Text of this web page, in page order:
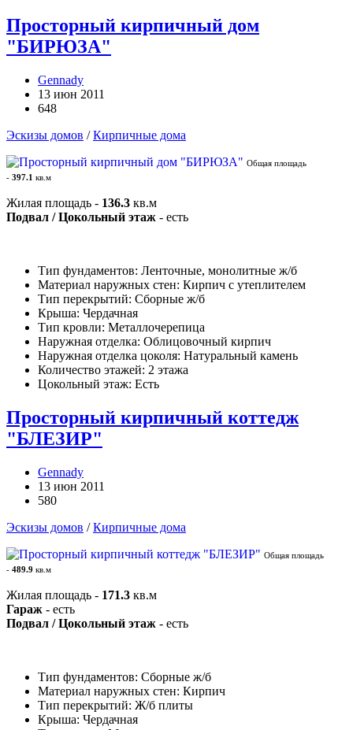
Просторный кирпичный дом
"БИРЮЗА"
Gennady
13 июн 2011
648
Эскизы домов /Кирпичные дома
Общая площадь
- 397.1 кв.м
Жилая площадь - 136.3 кв.м
Подвал / Цокольный этаж - есть
Тип фундаментов: Ленточные, монолитные ж/б
Материал наружных стен: Кирпич с утеплителем
Тип перекрытий: Сборные ж/б
Крыша: Чердачная
Тип кровли: Металлочерепица
Наружная отделка: Облицовочный кирпич
Наружная отделка цоколя: Натуральный камень
Количество этажей: 2 этажа
Цокольный этаж: Есть
Просторный кирпичный коттедж
"БЛЕЗИР"
Gennady
13 июн 2011
580
Эскизы домов /Кирпичные дома
Общая площадь
- 489.9 кв.м
Жилая площадь - 171.3 кв.м
Гараж - есть
Подвал / Цокольный этаж - есть
Тип фундаментов: Сборные ж/б
Материал наружных стен: Кирпич
Тип перекрытий: Ж/б плиты
Крыша: Чердачная